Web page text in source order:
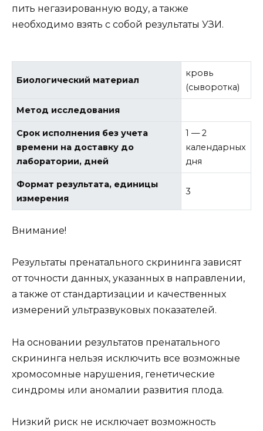
пить негазированную воду, а также
необходимо взять с собой результаты УЗИ.
Биологический материал
кровь
(сыворотка)
Метод исследования
Срок исполнения без учета
времени на доставку до
лаборатории, дней
1 — 2
календарных
дня
Формат результата, единицы
измерения
3
Внимание!
Результаты пренатального скрининга зависят
от точности данных, указанных в направлении,
а также от стандартизации и качественных
измерений ультразвуковых показателей.
На основании результатов пренатального
скрининга нельзя исключить все возможные
хромосомные нарушения, генетические
синдромы или аномалии развития плода.
Низкий риск не исключает возможность